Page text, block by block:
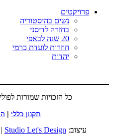
פרויקטים
נשים בהיסטוריה
בחזרה לדיסני
20 שנה לבאפי
חוזרות לועדת כרמי
יהדות
כל הזכויות שמורות
תקנון כללי |
עיצוב:Studio Let's Design